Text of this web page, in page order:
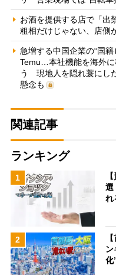
お酒を提供する店で「
粗相だけじゃない、店側
急増する中国企業の“国
Temu…本社機能を海外
う 現地人を隠れ蓑にし
懸念も
関連記事
ランキング
1
選
れ
2
ン
化